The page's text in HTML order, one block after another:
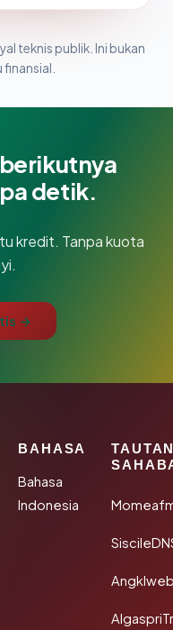
teknis publik. Ini bukan
finansial.
detik.
kredit. Tanpa kuota
→
BAHASA
Bahasa
Indonesia